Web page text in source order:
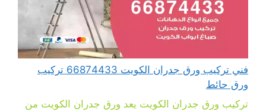
فني تركيب ورق جدران الكويت 66874433 تركيب
ورق حائط
تركيب ورق جدران الكويت يعد ورق جدران الكويت من